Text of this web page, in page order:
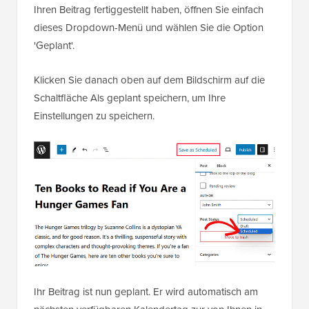
Ihren Beitrag fertiggestellt haben, öffnen Sie einfach
dieses Dropdown-Menü und wählen Sie die Option
'Geplant'.
Klicken Sie danach oben auf dem Bildschirm auf die
Schaltfläche Als geplant speichern, um Ihre
Einstellungen zu speichern.
Ihr Beitrag ist nun geplant. Er wird automatisch am